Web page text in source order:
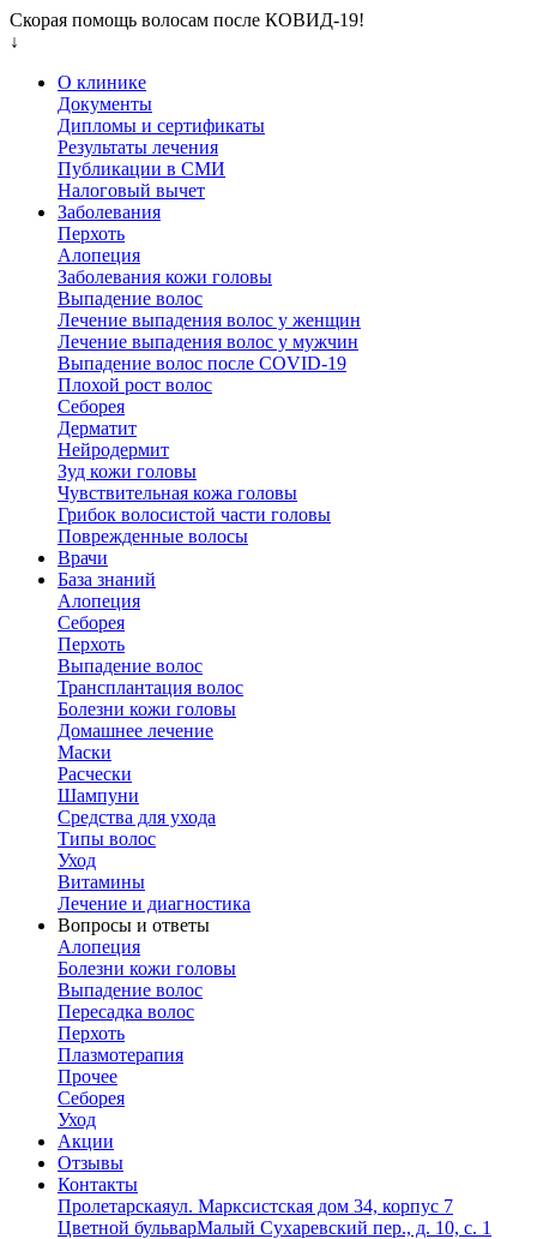
Скорая помощь волосам после КОВИД-19!
↓
О клинике
Документы
Дипломы и сертификаты
Результаты лечения
Публикации в СМИ
Налоговый вычет
Заболевания
Перхоть
Алопеция
Заболевания кожи головы
Выпадение волос
Лечение выпадения волос у женщин
Лечение выпадения волос у мужчин
Выпадение волос после COVID-19
Плохой рост волос
Cеборея
Дерматит
Нейродермит
Зуд кожи головы
Чувствительная кожа головы
Грибок волосистой части головы
Поврежденные волосы
Врачи
База знаний
Алопеция
Себорея
Перхоть
Выпадение волос
Трансплантация волос
Болезни кожи головы
Домашнее лечение
Маски
Расчески
Шампуни
Средства для ухода
Типы волос
Уход
Витамины
Лечение и диагностика
Вопросы и ответы
Алопеция
Болезни кожи головы
Выпадение волос
Пересадка волос
Перхоть
Плазмотерапия
Прочее
Себорея
Уход
Акции
Отзывы
Контакты
Пролетарскаяул. Марксистская дом 34, корпус 7
Цветной бульварМалый Сухаревский пер., д. 10, с. 1